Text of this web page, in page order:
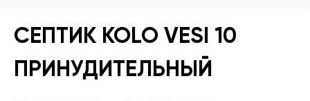
СЕПТИК KOLO VESI 10
ПРИНУДИТЕЛЬНЫЙ